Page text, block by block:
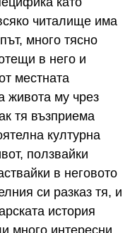
читалище има
много тясно
в него и
местната
живота му чрез
тя възприема
културна
ползвайки
в неговото
си разказ тя, и
история
много интересни